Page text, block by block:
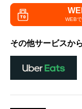
WEB
その他サービスか